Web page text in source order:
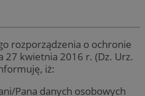
rozporządzenia o ochronie
27 kwietnia 2016 r. (Dz. Urz.
iż:
Pana danych osobowych